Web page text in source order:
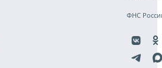
ФНС